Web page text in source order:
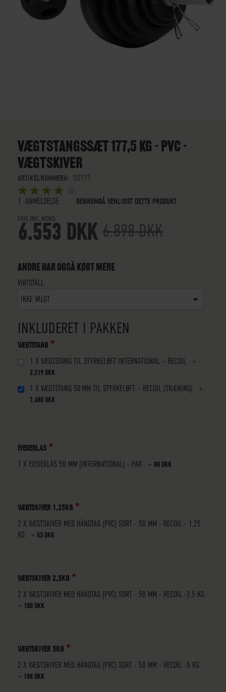
BILLEDGALLERIET
VÆGTSTANGSSÆT 177,5 KG - PVC -
VÆGTSKIVER
ARTIKELNUMMER
SS177
BEDØMMELSE:
5OUT OF5
STARS
1 ANMELDELSE GENNEMGÅ VENLIGST DETTE PRODUKT
PRIS INKL.MOMS
6.553 DKK 6.898 DKK
ANDRE HAR OGSÅ KØBT MERE
VIKTSTÄLL
IKKE VALGT
INKLUDERET I PAKKEN
VÆGTSTANG
1 X VÆGTSTANG TIL STYRKELØFT INTERNATIONAL – RECOIL +
2.219 DKK
1 X VÆGTSTANG 50 MM TIL STYRKELØFT – RECOIL (TRÆNING) +
1.680 DKK
FJEDERLÅS
1 X FJEDERLÅS 50 MM (INTERNATIONAL) - PAR + 80 DKK
VÆGTSKIVER 1,25KG
2 X VÆGTSKIVER MED HÅNDTAG (PVC) SORT - 50 MM - RECOIL - 1,25
KG
+ 53 DKK
VÆGTSKIVER 2,5KG
2 X VÆGTSKIVER MED HÅNDTAG (PVC) SORT - 50 MM - RECOIL -2,5 KG
+ 100 DKK
VÆGTSKIVER 5KG
2 X VÆGTSKIVER MED HÅNDTAG (PVC) SORT - 50 MM - RECOIL -5 KG
+ 188 DKK